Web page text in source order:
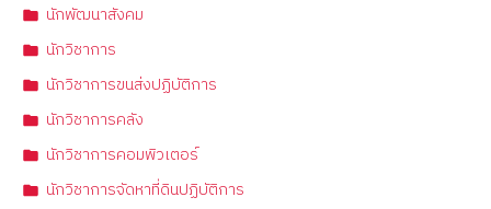
นักพัฒนาสังคม
นักวิชาการ
นักวิชาการขนส่งปฏิบัติการ
นักวิชาการคลัง
นักวิชาการคอมพิวเตอร์
นักวิชาการจัดหาที่ดินปฏิบัติการ